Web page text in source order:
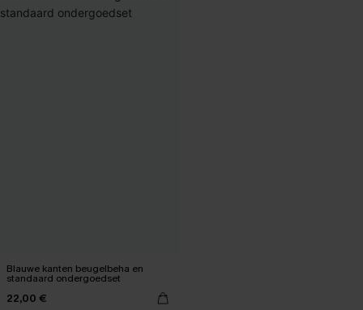
Blauwe kanten beugelbeha en
standaard ondergoedset
22,00 €